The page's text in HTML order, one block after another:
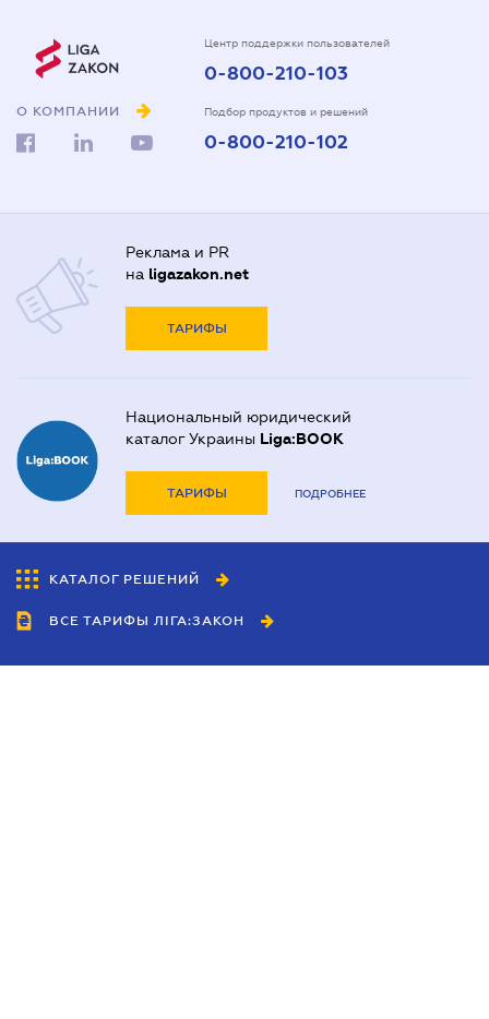
О КОМПАНИИ
Центр поддержки пользователей
0-800-210-103
Подбор продуктов и решений
0-800-210-102
Реклама и PR
на ligazakon.net
ТАРИФЫ
Национальный юридический
каталог Украины Liga:BOOK
ТАРИФЫ ПОДРОБНЕЕ
КАТАЛОГ РЕШЕНИЙ
ВСЕ ТАРИФЫ ЛІГА:ЗАКОН